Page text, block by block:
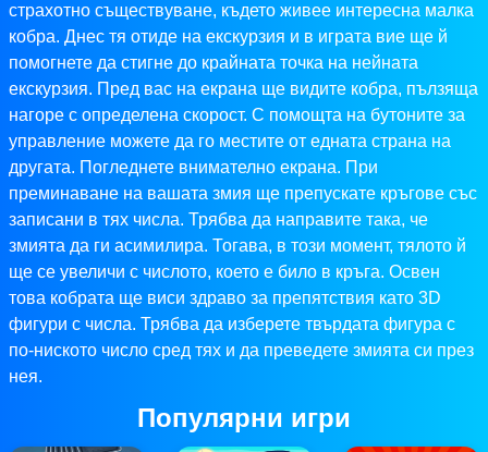
страхотно съществуване, където живее интересна малка
кобра. Днес тя отиде на екскурзия и в играта вие ще й
помогнете да стигне до крайната точка на нейната
екскурзия. Пред вас на екрана ще видите кобра, пълзяща
нагоре с определена скорост. С помощта на бутоните за
управление можете да го местите от едната страна на
другата. Погледнете внимателно екрана. При
преминаване на вашата змия ще препускате кръгове със
записани в тях числа. Трябва да направите така, че
змията да ги асимилира. Тогава, в този момент, тялото й
ще се увеличи с числото, което е било в кръга. Освен
това кобрата ще виси здраво за препятствия като 3D
фигури с числа. Трябва да изберете твърдата фигура с
по-ниското число сред тях и да преведете змията си през
нея.
Популярни игри